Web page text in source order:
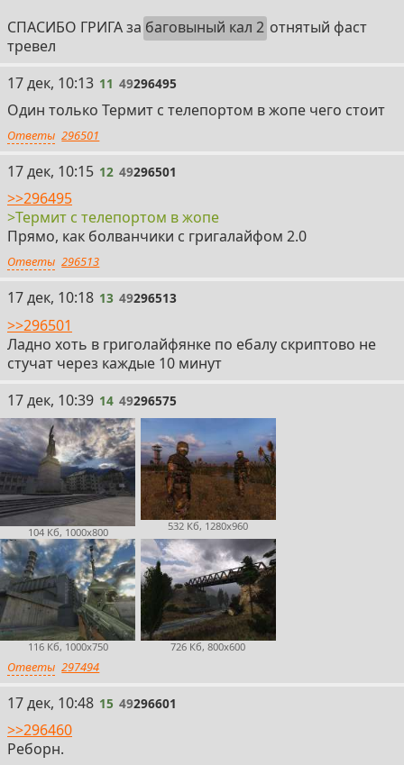
СПАСИБО ГРИГА за баговыный кал 2 отнятый фаст
тревел
11
17 дек, 10:13 11 49296495
Один только Термит с телепортом в жопе чего стоит
Ответы 296501
12
17 дек, 10:15 12 49296501
>>296495
>Термит с телепортом в жопе
Прямо, как болванчики с григалайфом 2.0
Ответы 296513
13
17 дек, 10:18 13 49296513
>>296501
Ладно хоть в григолайфянке по ебалу скриптово не
стучат через каждые 10 минут
14
17 дек, 10:39 14 49296575
104 Кб, 1000x800 532 Кб, 1280x960
116 Кб, 1000x750 726 Кб, 800x600
Ответы 297494
15
17 дек, 10:48 15 49296601
>>296460
Реборн.